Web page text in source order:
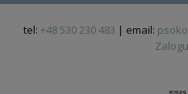
tel: +48 530 230 483 | email: